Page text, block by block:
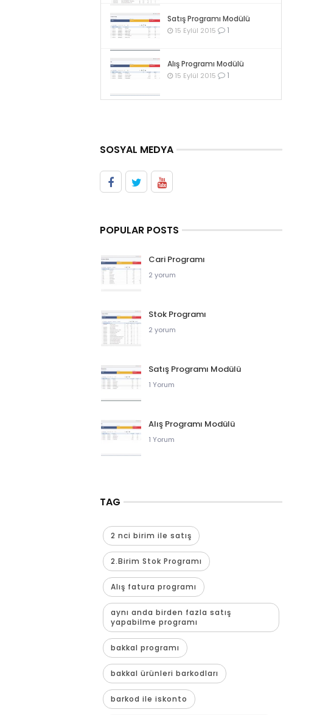
Satış Programı Modülü
15 Eylül 2015 1
Alış Programı Modülü
15 Eylül 2015 1
SOSYAL MEDYA
POPULAR POSTS
Cari Programı
2 yorum
Stok Programı
2 yorum
Satış Programı Modülü
1 Yorum
Alış Programı Modülü
1 Yorum
TAG
2 nci birim ile satış
2.Birim Stok Programı
Alış fatura programı
aynı anda birden fazla satış
yapabilme programı
bakkal programı
bakkal ürünleri barkodları
barkod ile iskonto